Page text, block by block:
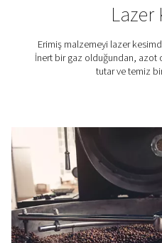
basınçlı hava için
Azot